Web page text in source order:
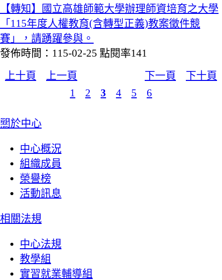
【轉知】國立高雄師範大學辦理師資培育之大學
「115年度人權教育(含轉型正義)教案徵件競
賽」，請踴躍參與。
發佈時間：115-02-25 點閱率141
上十頁
上一頁 下一頁
下十頁
1
2 3 4 5 6
:::
關於中心
中心概況
組織成員
榮譽榜
活動訊息
相關法規
中心法規
教學組
實習就業輔導組